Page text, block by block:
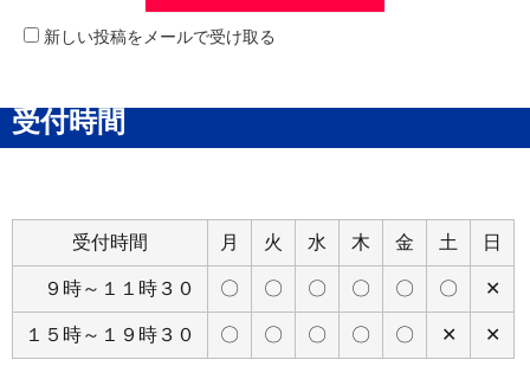
新しい投稿をメールで受け取る
受付時間
受付時間 月 火 水 木 金 土 日
９時～１１時３０ 〇 〇 〇 〇 〇 〇 ✕
１５時～１９時３０ 〇 〇 〇 〇 〇 ✕ ✕